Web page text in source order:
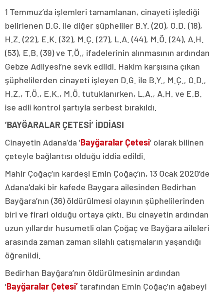
1 Temmuz’da işlemleri tamamlanan, cinayeti işlediği
belirlenen D.G. ile diğer şüpheliler B.Y. (20), O.D. (18),
H.Z. (22), E.K. (32), M.Ç. (27), L.A. (44), M.Ö. (24), A.H.
(53), E.B. (39) ve T.Ö., ifadelerinin alınmasının ardından
Gebze Adliyesi’ne sevk edildi. Hakim karşısına çıkan
şüphelilerden cinayeti işleyen D.G. ile B.Y., M.Ç., O.D.,
H.Z., T.Ö., E.K., M.Ö. tutuklanırken, L.A., A.H. ve E.B.
ise adli kontrol şartıyla serbest bırakıldı.
‘BAYĞARALAR ÇETESİ’ İDDİASI
Cinayetin Adana’da ‘Bayğaralar Çetesi‘ olarak bilinen
çeteyle bağlantısı olduğu iddia edildi.
Mahir Çoğaç’ın kardeşi Emin Çoğaç’ın, 13 Ocak 2020’de
Adana’daki bir kafede Baygara ailesinden Bedirhan
Bayğara’nın (36) öldürülmesi olayının şüphelilerinden
biri ve firari olduğu ortaya çıktı. Bu cinayetin ardından
uzun yıllardır husumetli olan Çoğaç ve Bayğara aileleri
arasında zaman zaman silahlı çatışmaların yaşandığı
öğrenildi.
Bedirhan Bayğara’nın öldürülmesinin ardından
‘Bayğaralar Çetesi’tarafından Emin Çoğaç’ın ağabeyi